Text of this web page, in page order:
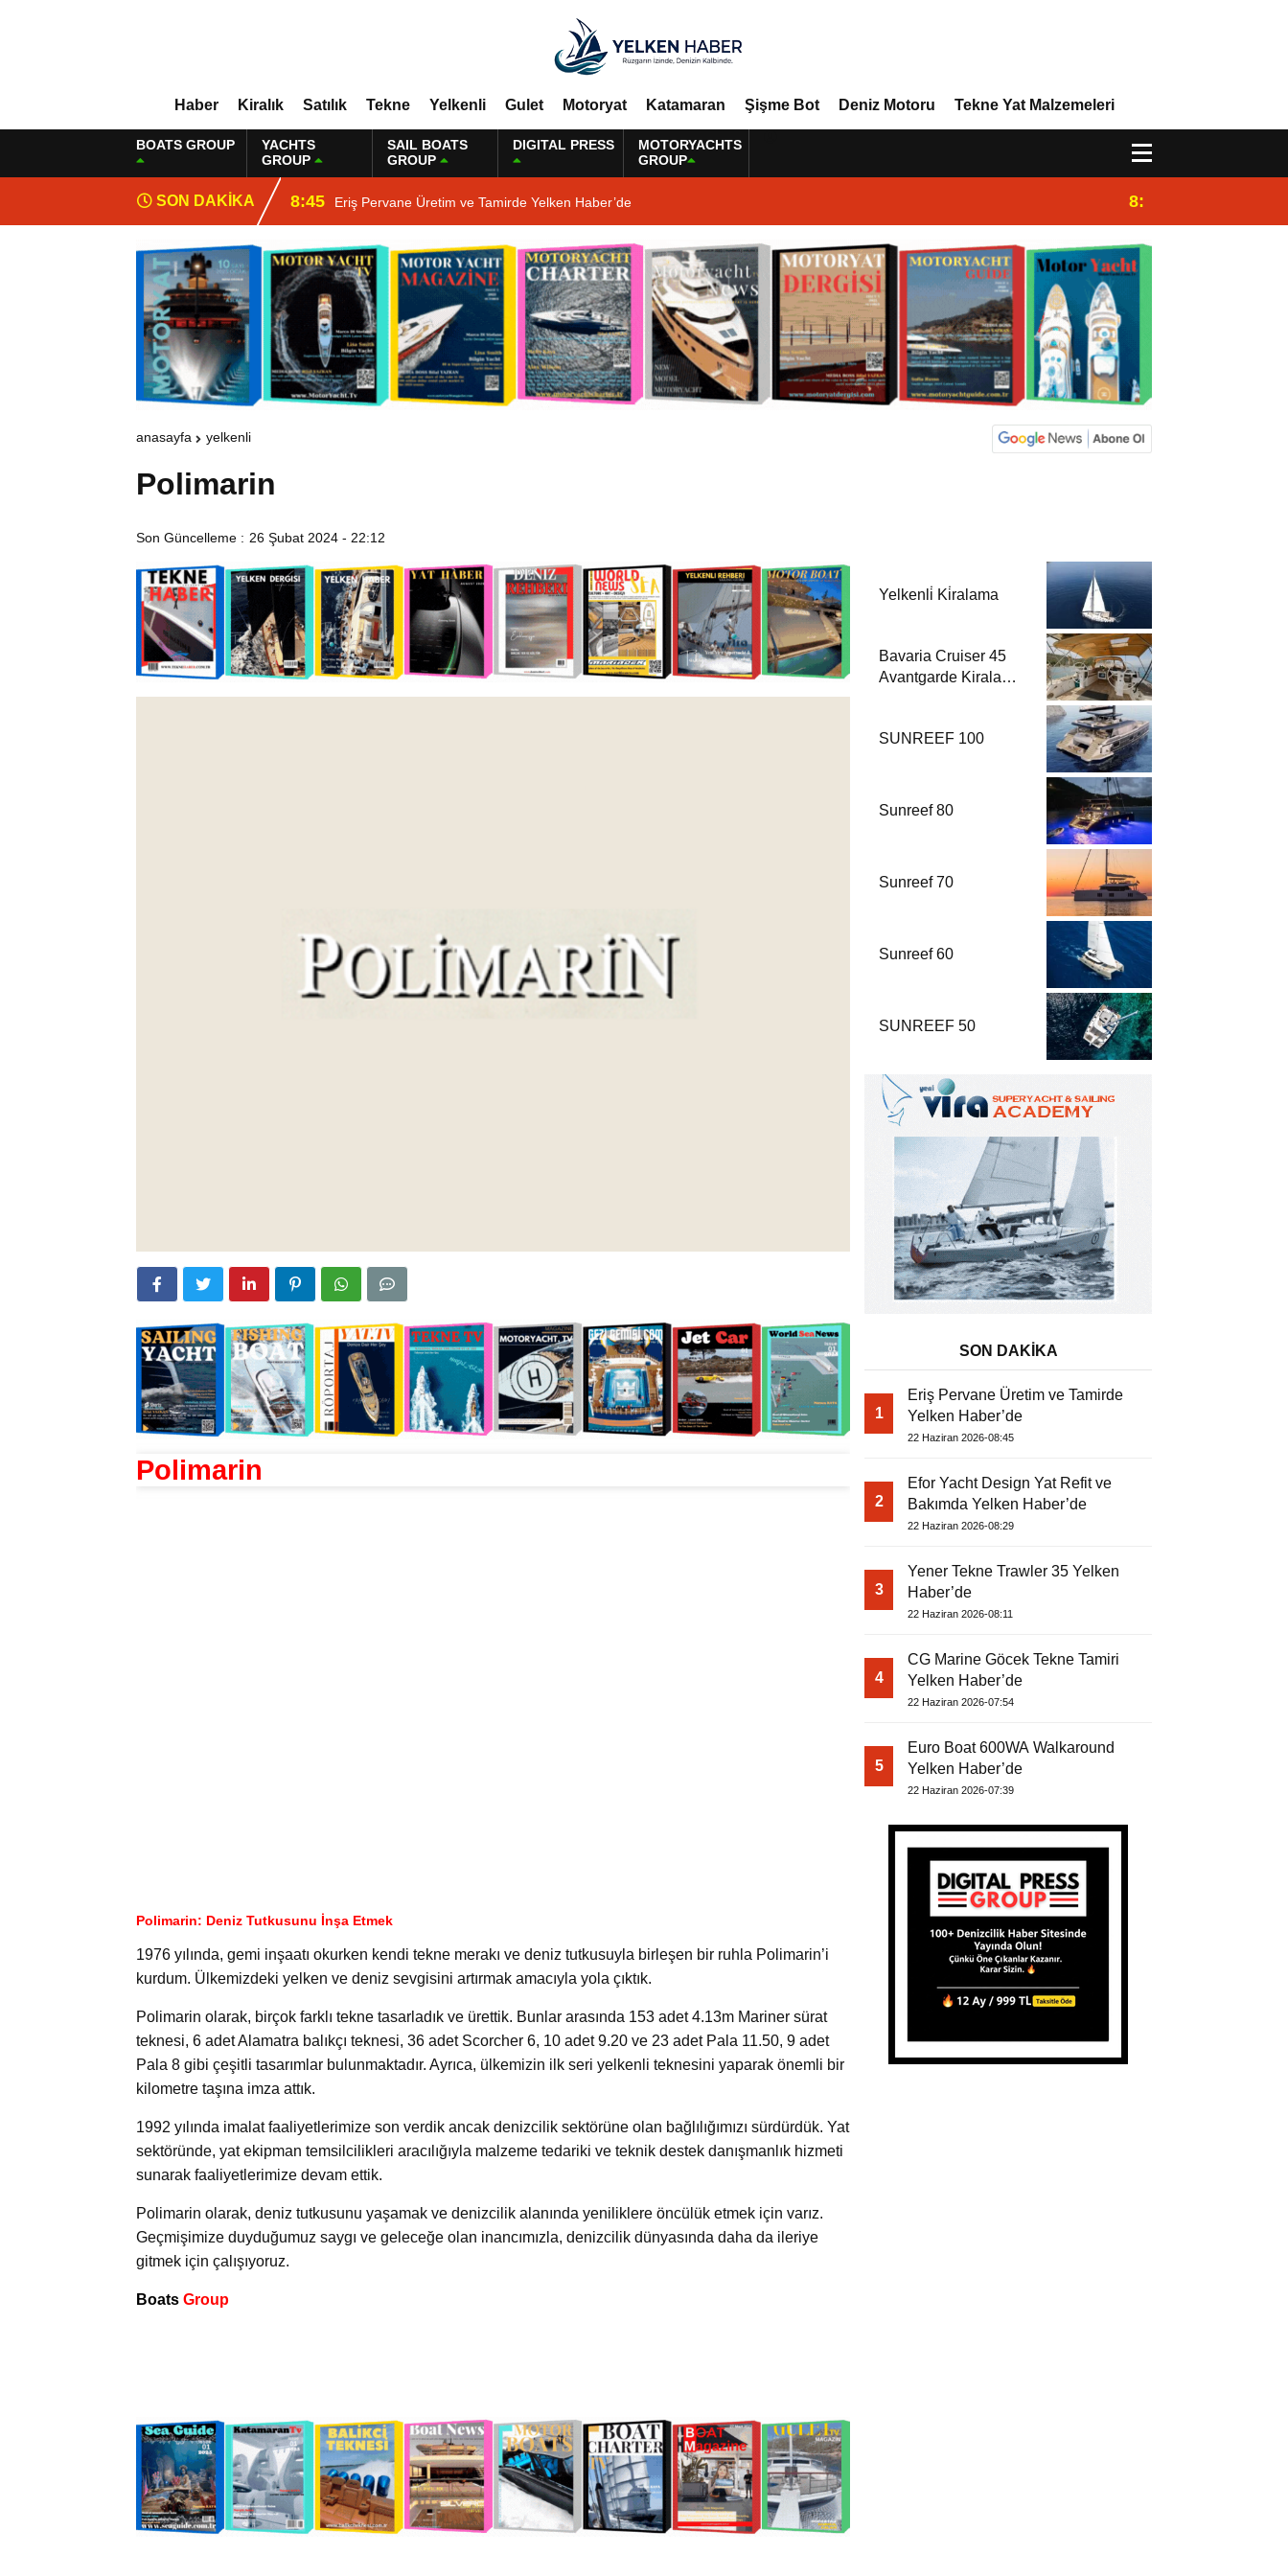
Haber Kiralık Satılık Tekne Yelkenli Gulet Motoryat Katamaran Şişme Bot Deniz Motoru Tekne Yat Malzemeleri
BOATS GROUP
YACHTS
GROUP
SAIL BOATS
GROUP
DIGITAL PRESS
MOTORYACHTS
GROUP
SON DAKİKA 8:45 Eriş Pervane Üretim ve Tamirde Yelken Haber’de 8:29
anasayfa yelkenli
Polimarin
Son Güncelleme : 26 Şubat 2024 - 22:12
Polimarin
Polimarin: Deniz Tutkusunu İnşa Etmek
1976 yılında, gemi inşaatı okurken kendi tekne merakı ve deniz tutkusuyla birleşen bir ruhla Polimarin’i
kurdum. Ülkemizdeki yelken ve deniz sevgisini artırmak amacıyla yola çıktık.
Polimarin olarak, birçok farklı tekne tasarladık ve ürettik. Bunlar arasında 153 adet 4.13m Mariner sürat
teknesi, 6 adet Alamatra balıkçı teknesi, 36 adet Scorcher 6, 10 adet 9.20 ve 23 adet Pala 11.50, 9 adet
Pala 8 gibi çeşitli tasarımlar bulunmaktadır. Ayrıca, ülkemizin ilk seri yelkenli teknesini yaparak önemli bir
kilometre taşına imza attık.
1992 yılında imalat faaliyetlerimize son verdik ancak denizcilik sektörüne olan bağlılığımızı sürdürdük. Yat
sektöründe, yat ekipman temsilcilikleri aracılığıyla malzeme tedariki ve teknik destek danışmanlık hizmeti
sunarak faaliyetlerimize devam ettik.
Polimarin olarak, deniz tutkusunu yaşamak ve denizcilik alanında yeniliklere öncülük etmek için varız.
Geçmişimize duyduğumuz saygı ve geleceğe olan inancımızla, denizcilik dünyasında daha da ileriye
gitmek için çalışıyoruz.
Boats Group
Yelkenli̇ Ki̇ralama
Bavaria Cruiser 45
Avantgarde Kiralama
SUNREEF 100
Sunreef 80
Sunreef 70
Sunreef 60
SUNREEF 50
SON DAKİKA
1
Eriş Pervane Üretim ve Tamirde
Yelken Haber’de
22 Haziran 2026-08:45
2
Efor Yacht Design Yat Refit ve
Bakımda Yelken Haber’de
22 Haziran 2026-08:29
3
Yener Tekne Trawler 35 Yelken
Haber’de
22 Haziran 2026-08:11
4
CG Marine Göcek Tekne Tamiri
Yelken Haber’de
22 Haziran 2026-07:54
5
Euro Boat 600WA Walkaround
Yelken Haber’de
22 Haziran 2026-07:39